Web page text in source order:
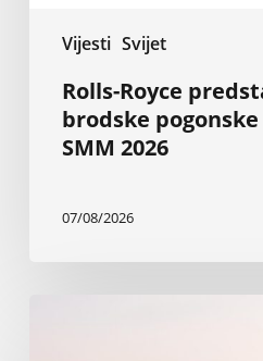
Vijesti Svijet
Rolls-Royce
brodske
SMM 2026
07/08/2026